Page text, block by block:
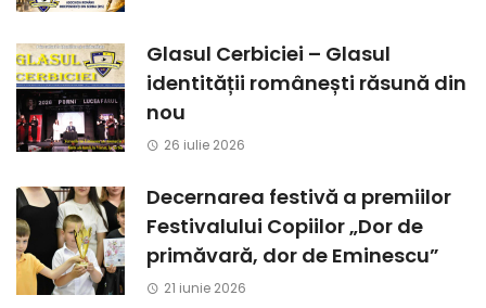
Glasul Cerbiciei – Glasul
identității românești răsună din
nou
26 iulie 2026
Decernarea festivă a premiilor
Festivalului Copiilor „Dor de
primăvară, dor de Eminescu”
21 iunie 2026